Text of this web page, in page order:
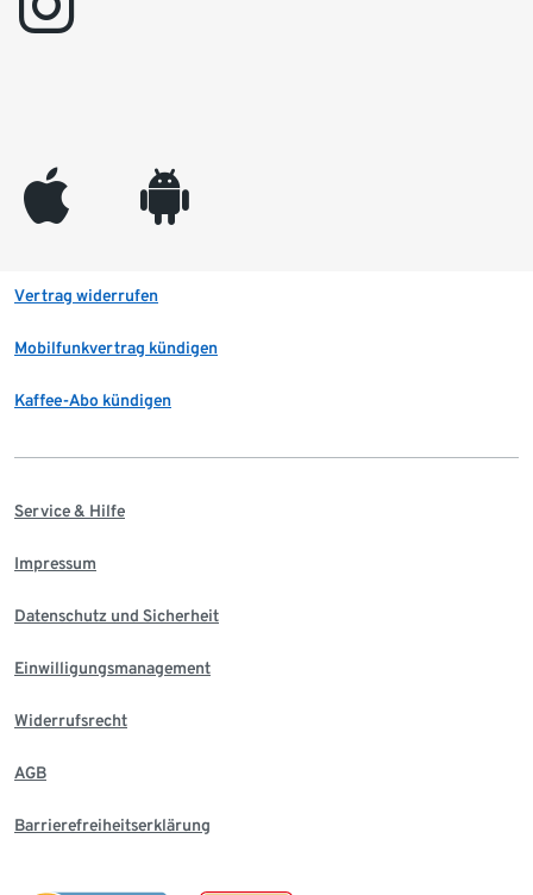
appleinc android
Vertrag widerrufen
Mobilfunkvertrag kündigen
Kaffee-Abo kündigen
Service & Hilfe
Impressum
Datenschutz und Sicherheit
Einwilligungsmanagement
Widerrufsrecht
AGB
Barrierefreiheitserklärung